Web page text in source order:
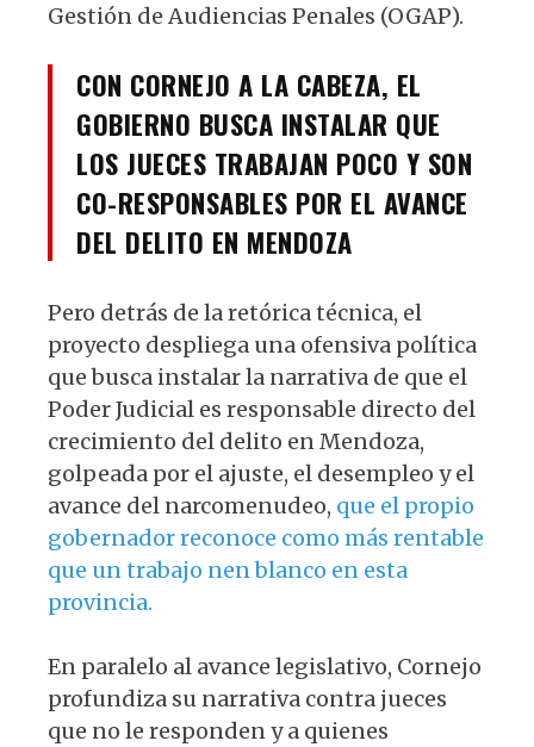
Gestión de Audiencias Penales (OGAP).
CON CORNEJO A LA CABEZA, EL
GOBIERNO BUSCA INSTALAR QUE
LOS JUECES TRABAJAN POCO Y SON
CO-RESPONSABLES POR EL AVANCE
DEL DELITO EN MENDOZA
Pero detrás de la retórica técnica, el
proyecto despliega una ofensiva política
que busca instalar la narrativa de que el
Poder Judicial es responsable directo del
crecimiento del delito en Mendoza,
golpeada por el ajuste, el desempleo y el
avance del narcomenudeo, que el propio
gobernador reconoce como más rentable
que un trabajo nen blanco en esta
provincia.
En paralelo al avance legislativo, Cornejo
profundiza su narrativa contra jueces
que no le responden y a quienes